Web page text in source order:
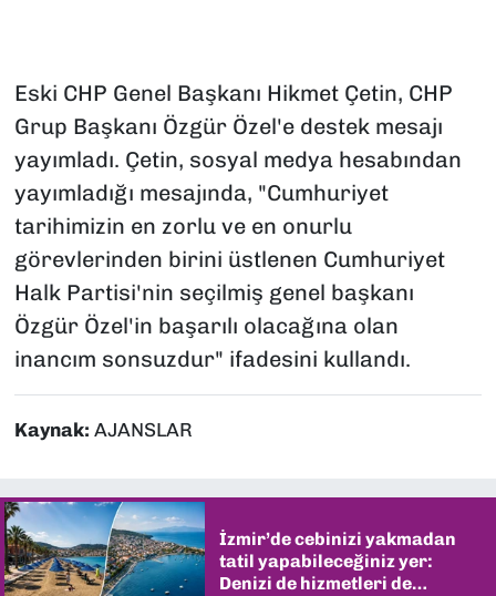
Eski CHP Genel Başkanı Hikmet Çetin, CHP
Grup Başkanı Özgür Özel'e destek mesajı
yayımladı. Çetin, sosyal medya hesabından
yayımladığı mesajında, "Cumhuriyet
tarihimizin en zorlu ve en onurlu
görevlerinden birini üstlenen Cumhuriyet
Halk Partisi'nin seçilmiş genel başkanı
Özgür Özel'in başarılı olacağına olan
inancım sonsuzdur" ifadesini kullandı.
Kaynak: AJANSLAR
İzmir’de cebinizi yakmadan
tatil yapabileceğiniz yer:
Denizi de hizmetleri de